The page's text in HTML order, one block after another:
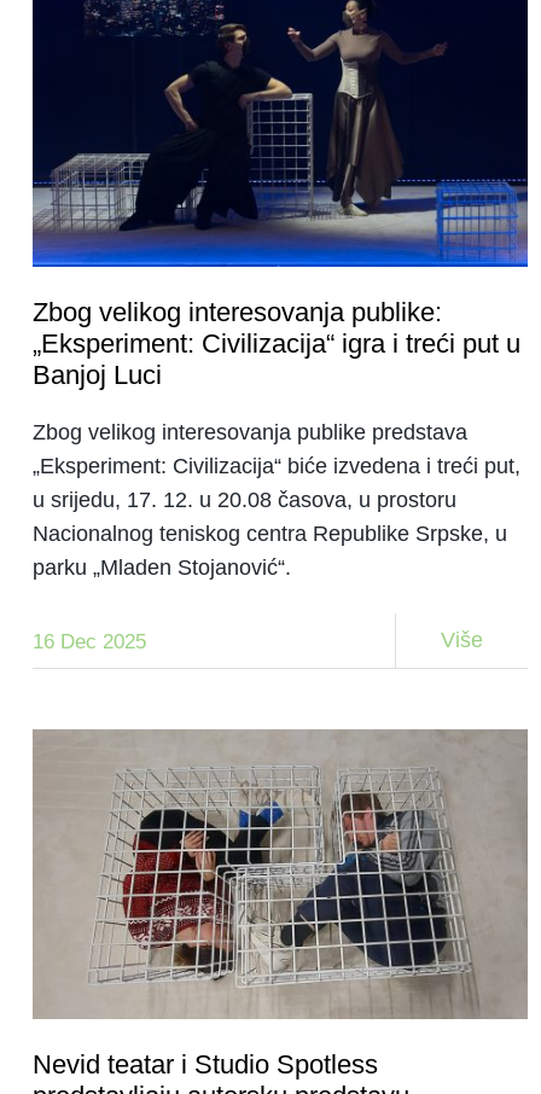
Zbog velikog interesovanja publike:
„Eksperiment: Civilizacija“ igra i treći put u
Banjoj Luci
16 Dec 2025
Zbog velikog interesovanja publike predstava
„Eksperiment: Civilizacija“ biće izvedena i treći put,
u srijedu, 17. 12. u 20.08 časova, u prostoru
Nacionalnog teniskog centra Republike Srpske, u
parku „Mladen Stojanović“.
Više
Nevid teatar i Studio Spotless